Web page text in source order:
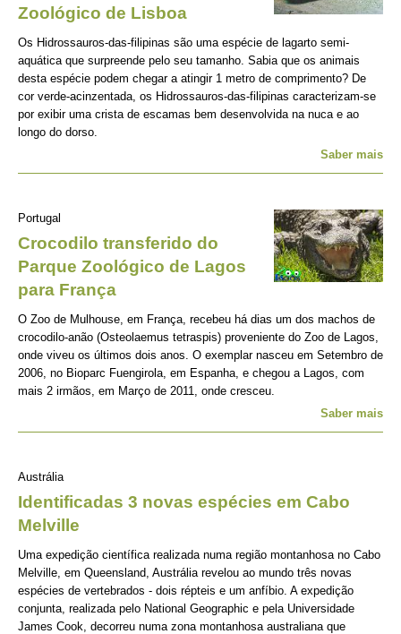
Zoológico de Lisboa
Os Hidrossauros-das-filipinas são uma espécie de lagarto semi-
aquática que surpreende pelo seu tamanho. Sabia que os animais
desta espécie podem chegar a atingir 1 metro de comprimento? De
cor verde-acinzentada, os Hidrossauros-das-filipinas caracterizam-se
por exibir uma crista de escamas bem desenvolvida na nuca e ao
longo do dorso.
Saber mais
Portugal
Crocodilo transferido do
Parque Zoológico de Lagos
para França
O Zoo de Mulhouse, em França, recebeu há dias um dos machos de
crocodilo-anão (Osteolaemus tetraspis) proveniente do Zoo de Lagos,
onde viveu os últimos dois anos. O exemplar nasceu em Setembro de
2006, no Bioparc Fuengirola, em Espanha, e chegou a Lagos, com
mais 2 irmãos, em Março de 2011, onde cresceu.
Saber mais
Austrália
Identificadas 3 novas espécies em Cabo
Melville
Uma expedição científica realizada numa região montanhosa no Cabo
Melville, em Queensland, Austrália revelou ao mundo três novas
espécies de vertebrados - dois répteis e um anfíbio. A expedição
conjunta, realizada pelo National Geographic e pela Universidade
James Cook, decorreu numa zona montanhosa australiana que